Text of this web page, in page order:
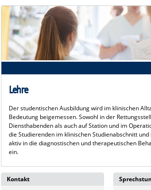
ZUWEISER
LEHRE
WEITERBILDUNG
FORSCHUNG
AKTUELLES
Lehre
Der studentischen Ausbildung wird im klinischen
Bedeutung beigemessen. Sowohl in der
Diensthabenden als auch auf Station und im
die Studierenden im klinischen Studienabschnitt und
aktiv in die diagnostischen und therapeutischen
ein.
Kontakt